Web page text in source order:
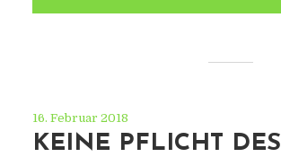
16. Februar 2018
KEINE PFLICHT DES